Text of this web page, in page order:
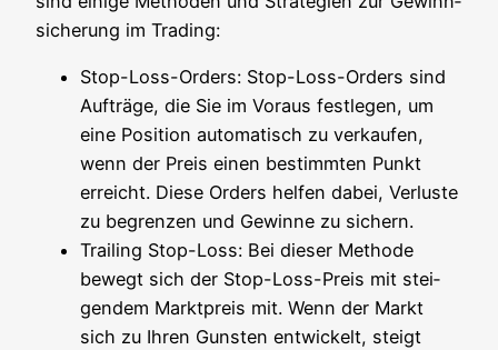
si­che­rung im Trading:
Stop-Loss-Orders: Stop-Loss-Orders sind
Auf­trä­ge, die Sie im Vor­aus fest­le­gen, um
eine Posi­ti­on auto­ma­tisch zu ver­kau­fen,
wenn der Preis einen bestimm­ten Punkt
erreicht. Die­se Orders hel­fen dabei, Ver­lus­te
zu begren­zen und Gewin­ne zu sichern.
Trai­ling Stop-Loss: Bei die­ser Metho­de
bewegt sich der Stop-Loss-Preis mit stei­
gen­dem Markt­preis mit. Wenn der Markt
sich zu Ihren Guns­ten ent­wi­ckelt, steigt